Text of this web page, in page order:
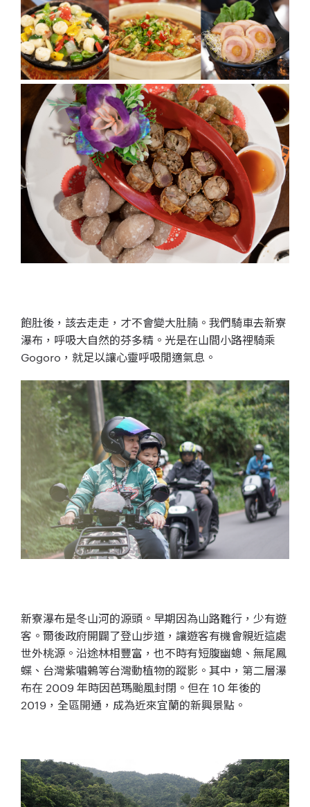
飽肚後，該去走走，才不會變大肚腩。我們騎車去新寮
瀑布，呼吸大自然的芬多精。光是在山間小路裡騎乘
Gogoro ，就足以讓心靈呼吸閒適氣息。
新寮瀑布是冬山河的源頭。早期因為山路難行，少有遊
客。爾後政府開闢了登山步道，讓遊客有機會親近這處
世外桃源。沿途林相豐富，也不時有短腹幽蟌、無尾鳳
蝶、台灣紫嘯鶇等台灣動植物的蹤影。其中， 第二層瀑
布在 2009 年時因芭瑪颱風封閉。但在 10 年後的
2019，全區開通，成為近來宜蘭的新興景點。